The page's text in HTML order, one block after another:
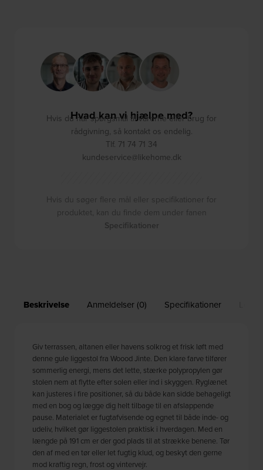
Beskrivelse Anmeldelser (0) Specifikationer
Giv terrassen, altanen eller havens solkrog et frisk løft med
denne gule liggestol fra Woood Jinte. Den klare farve tilfører
sommerlig energi, mens det lette, stærke polypropylen gør
stolen nem at flytte efter solen eller ind i skyggen. Ryglænet
kan justeres i fire positioner, så du både kan sidde behageligt
med en bog og lægge dig helt tilbage til en afslappende
pause. Materialet er fugtafvisende og egnet til både inde- og
udeliv, hvilket gør liggestolen praktisk i hverdagen. Med en
længde på 191 cm er der god plads til at strække benene. Tør
den af med en tør eller let fugtig klud, og beskyt den gerne
mod kraftig regn, frost og vintervejr.
Hvad kan vi hjælpe med?
Hvis du har spørgsmål til varerne eller brug for
rådgivning, så kontakt os endelig.
Tlf. 71 74 71 34
kundeservice@likehome.dk
Hvis du søger flere mål eller specifikationer for
produktet, kan du finde dem under fanen
Specifikationer